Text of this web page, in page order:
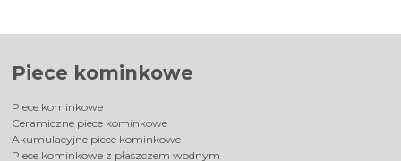
Piece kominkowe
Piece kominkowe
Ceramiczne piece kominkowe
Akumulacyjne piece kominkowe
Piece kominkowe z płaszczem wodnym